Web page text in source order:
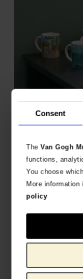
Consent
TheVan Gogh
functions,
You choose
More
policy